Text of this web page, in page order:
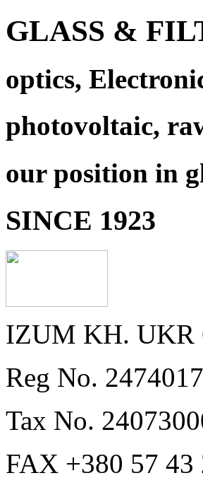
GLASS &
optics,
photovoltaic,
our position in
SINCE 1923
IZUM KH. UKR
Reg No.
Tax No.
FAX +380 57 43